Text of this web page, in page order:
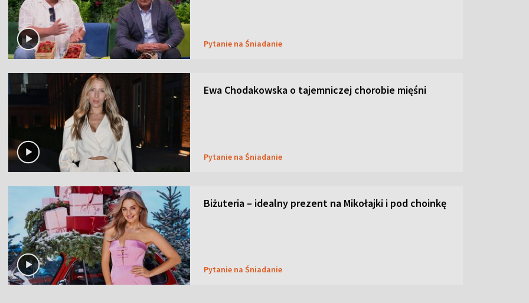
Pytanie na Śniadanie
Ewa Chodakowska o tajemniczej chorobie mięśni
Pytanie na Śniadanie
Biżuteria – idealny prezent na Mikołajki i pod choinkę
Pytanie na Śniadanie